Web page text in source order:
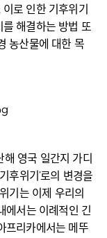
로 인한 기후위기
해결하는 방법 또
농산물에 대한 목
해 영국 일간지 가디
후위기’로의 변경을
기는 이제 우리의
에서는 이례적인 긴
프리카에서는 메뚜